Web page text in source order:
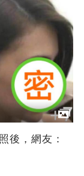
後，網友：